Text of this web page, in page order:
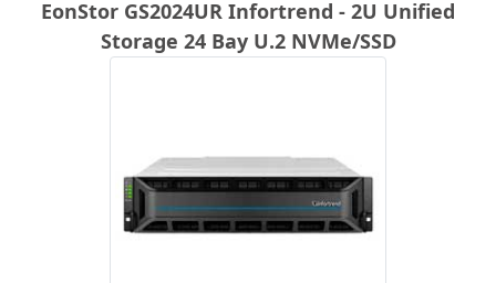
EonStor GS2024UR Infortrend - 2U Unified
Storage 24 Bay U.2 NVMe/SSD